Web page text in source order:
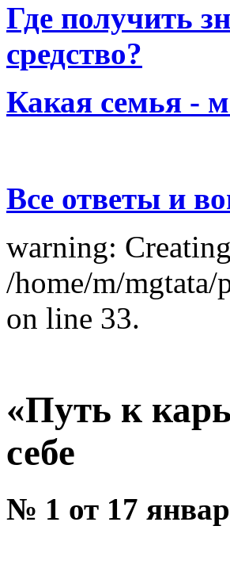
Где получить
средство?
Какая семья -
Все ответы и
warning:
/home/m/
on line 33.
«Путь к
себе
№ 1 от 17